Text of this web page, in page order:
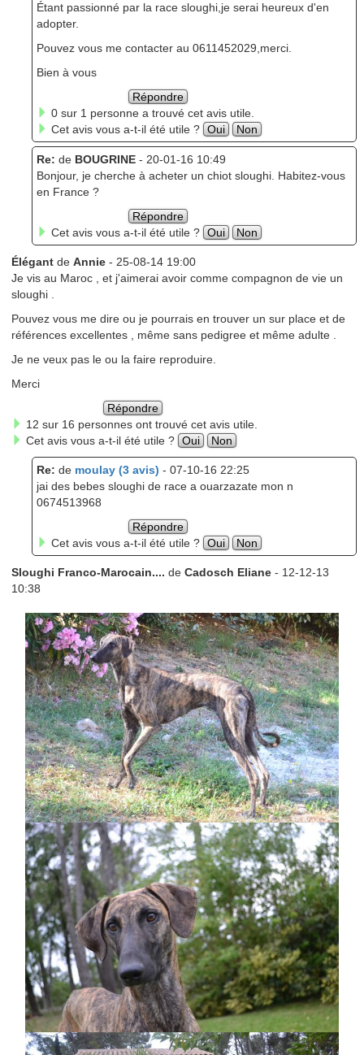
Étant passionné par la race sloughi,je serai heureux d'en
adopter.
Pouvez vous me contacter au 0611452029,merci.
Bien à vous
Répondre
0 sur 1 personne a trouvé cet avis utile.
Cet avis vous a-t-il été utile ? Oui Non
Re: de BOUGRINE- 20-01-16 10:49
Bonjour, je cherche à acheter un chiot sloughi. Habitez-vous
en France ?
Répondre
Cet avis vous a-t-il été utile ? Oui Non
Élégant de Annie- 25-08-14 19:00
Je vis au Maroc , et j'aimerai avoir comme compagnon de vie un
sloughi .
Pouvez vous me dire ou je pourrais en trouver un sur place et de
références excellentes , même sans pedigree et même adulte .
Je ne veux pas le ou la faire reproduire.
Merci
Répondre
12 sur 16 personnes ont trouvé cet avis utile.
Cet avis vous a-t-il été utile ? Oui Non
Re: de moulay (3 avis) - 07-10-16 22:25
jai des bebes sloughi de race a ouarzazate mon n
0674513968
Répondre
Cet avis vous a-t-il été utile ? Oui Non
Sloughi Franco-Marocain.... de Cadosch Eliane- 12-12-13
10:38